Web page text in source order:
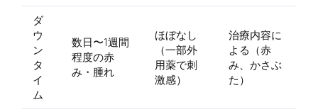
ダ
ウ
ン
タ
イ
ム
数日〜1週間
程度の赤
み・腫れ
ほぼなし
（一部外
用薬で刺
激感）
治療内容に
よる（赤
み、かさぶ
た）